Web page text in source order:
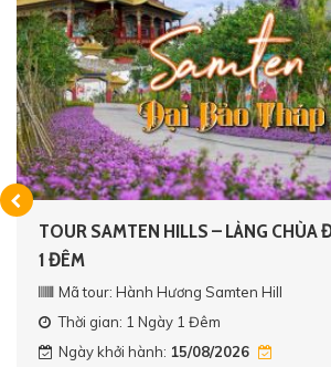
TOUR SAMTEN HILLS – LÀNG CHÙA
1 ĐÊM
Mã tour: Hành Hương Samten Hill
Thời gian: 1 Ngày 1 Đêm
Ngày khởi hành: 15/08/2026